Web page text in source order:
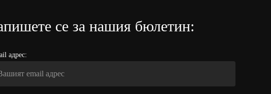
се за нашия бюлетин:
адрес: